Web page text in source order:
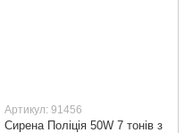
Артикул: 91456
Сирена Поліція 50W 7 тонів з